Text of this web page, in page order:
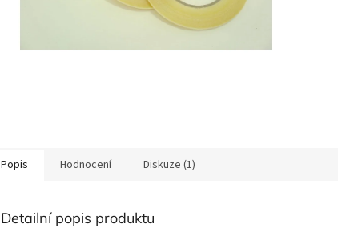
Popis Hodnocení Diskuze (1)
Detailní popis produktu